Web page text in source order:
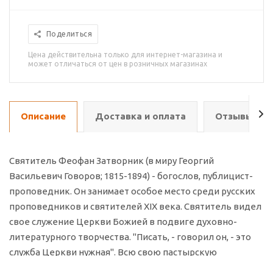
Поделиться
Цена действительна только для интернет-магазина и
может отличаться от цен в розничных магазинах
Описание Доставка и оплата Отзывы о
Святитель Феофан Затворник (в миру Георгий
Васильевич Говоров; 1815-1894) - богослов, публицист-
проповедник. Он занимает особое место среди русских
проповедников и святителей XIX века. Святитель видел
свое служение Церкви Божией в подвиге духовно-
литературного творчества. "Писать, - говорил он, - это
служба Церкви нужная". Всю свою пастырскую